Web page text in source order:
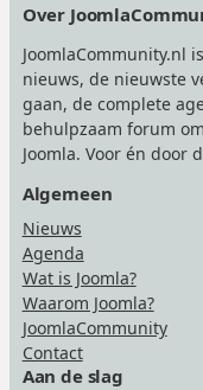
Over
JoomlaCommunity.nl
nieuws, de nieuwste
gaan, de complete
behulpzaam forum
Joomla. Voor én door
Algemeen
Nieuws
Agenda
Wat is Joomla?
Waarom Joomla?
JoomlaCommunity
Contact
Aan de slag